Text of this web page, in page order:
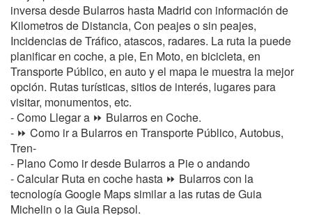
inversa desde Bularros hasta Madrid con información de
Kilometros de Distancia, Con peajes o sin peajes,
Incidencias de Tráfico, atascos, radares. La ruta la puede
planificar en coche, a pie, En Moto, en bicicleta, en
Transporte Público, en auto y el mapa le muestra la mejor
opción. Rutas turísticas, sitios de interés, lugares para
visitar, monumentos, etc.
- Como Llegar a ⏩ Bularros en Coche.
- ⏩ Como ir a Bularros en Transporte Público, Autobus,
Tren-
- Plano Como ir desde Bularros a Pie o andando
- Calcular Ruta en coche hasta ⏩ Bularros con la
tecnología Google Maps similar a las rutas de Guia
Michelin o la Guia Repsol.